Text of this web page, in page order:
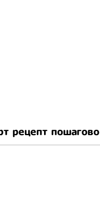
рецепт пошагово